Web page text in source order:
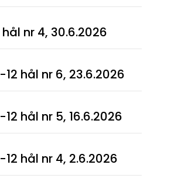
nr 4, 30.6.2026
hål nr 6, 23.6.2026
hål nr 5, 16.6.2026
hål nr 4, 2.6.2026